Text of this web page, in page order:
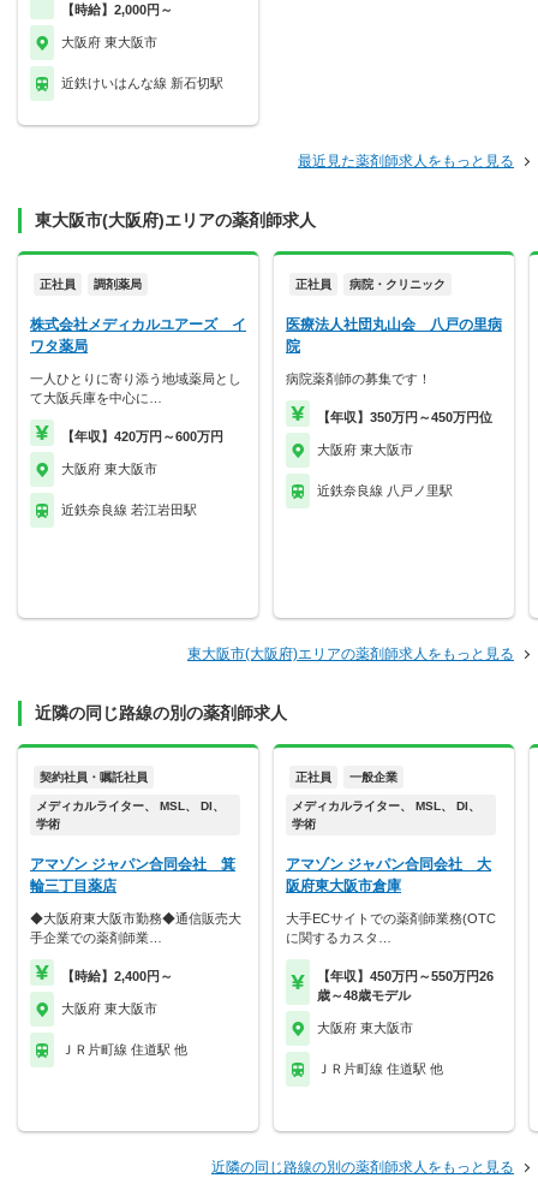
【時給】2,000円～
大阪府 東大阪市
近鉄けいはんな線 新石切駅
最近見た薬剤師求人をもっと見る
東大阪市(大阪府)エリアの薬剤師求人
正社員 調剤薬局
株式会社メディカルユアーズ イ
ワタ薬局
一人ひとりに寄り添う地域薬局とし
て大阪兵庫を中心に…
【年収】420万円～600万円
大阪府 東大阪市
近鉄奈良線 若江岩田駅
正社員 病院・クリニック
医療法人社団丸山会 八戸の里病
院
病院薬剤師の募集です！
【年収】350万円～450万円位
大阪府 東大阪市
近鉄奈良線 八戸ノ里駅
東大阪市(大阪府)エリアの薬剤師求人をもっと見る
近隣の同じ路線の別の薬剤師求人
契約社員・嘱託社員
メディカルライター、 MSL、 DI、
学術
アマゾン ジャパン合同会社 箕
輪三丁目薬店
◆大阪府東大阪市勤務◆通信販売大
手企業での薬剤師業…
【時給】2,400円～
大阪府 東大阪市
ＪＲ片町線 住道駅 他
正社員 一般企業
メディカルライター、 MSL、 DI、
学術
アマゾン ジャパン合同会社 大
阪府東大阪市倉庫
大手ECサイトでの薬剤師業務(OTC
に関するカスタ…
【年収】450万円～550万円26
歳～48歳モデル
大阪府 東大阪市
ＪＲ片町線 住道駅 他
近隣の同じ路線の別の薬剤師求人をもっと見る